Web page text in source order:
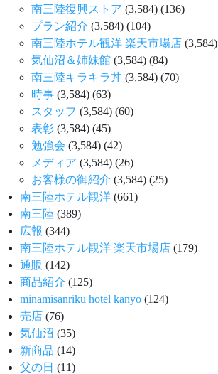
南三陸復興ストア (3,584) (136)
プラン紹介 (3,584) (104)
南三陸ホテル観洋 楽天市場店 (3,584)
気仙沼＆姉妹館 (3,584) (84)
南三陸キラキラ丼 (3,584) (70)
時事 (3,584) (63)
スタッフ (3,584) (60)
表彰 (3,584) (45)
勉強会 (3,584) (42)
メディア (3,584) (26)
お客様の御紹介 (3,584) (25)
南三陸ホテル観洋 (661)
南三陸 (389)
広報 (344)
南三陸ホテル観洋 楽天市場店 (179)
通販 (142)
商品紹介 (125)
minamisanriku hotel kanyo (124)
売店 (76)
気仙沼 (35)
新商品 (14)
父の日 (11)